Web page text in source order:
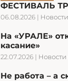
ФЕСТИВАЛЬ
06.08.2026 |
На «УРАЛЕ»
касание»
22.07.2026 | Новости
Не работа – а